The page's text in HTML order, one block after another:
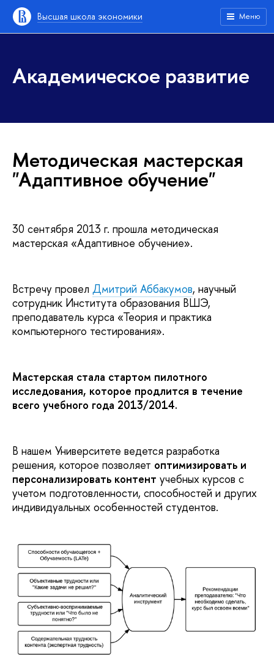
Высшая школа экономики Меню
Академическое развитие
Методическая мастерская
"Адаптивное обучение"
30 сентября 2013 г. прошла методическая
мастерская «Адаптивное обучение».
Встречу провел Дмитрий Аббакумов, научный
сотрудник Института образования ВШЭ,
преподаватель курса «Теория и практика
компьютерного тестирования».
Мастерская стала стартом пилотного
исследования, которое продлится в течение
всего учебного года 2013/2014.
В нашем Университете ведется разработка
решения, которое позволяет оптимизировать и
персонализировать контент учебных курсов с
учетом подготовленности, способностей и других
индивидуальных особенностей студентов.